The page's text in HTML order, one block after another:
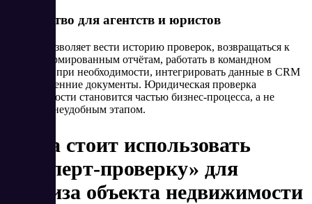
5. Удобство для агентств и юристов
Сервис позволяет вести историю проверок, возвращаться к
ранее сформированным отчётам, работать в командном
режиме и, при необходимости, интегрировать данные в CRM
или внутренние документы. Юридическая проверка
недвижимости становится частью бизнес-процесса, а не
внешним неудобным этапом.
Когда стоит использовать
«Эксперт-проверку» для
анализа объекта недвижимости